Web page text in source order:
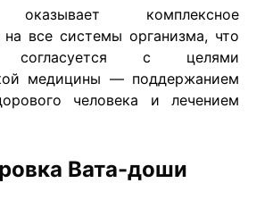
оказывает комплексное
на все системы организма, что
согласуется с целями
медицины — поддержанием
человека и лечением
Вата-доши